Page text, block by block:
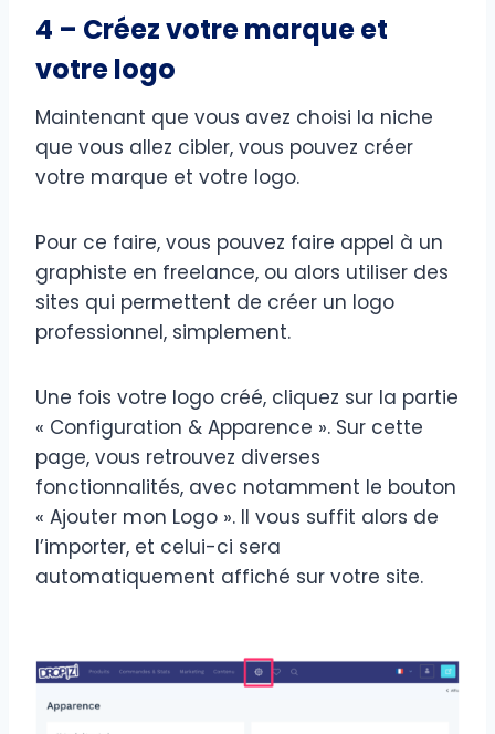
4 – Créez votre marque et
votre logo
Maintenant que vous avez choisi la niche
que vous allez cibler, vous pouvez créer
votre marque et votre logo.
Pour ce faire, vous pouvez faire appel à un
graphiste en freelance, ou alors utiliser des
sites qui permettent de créer un logo
professionnel, simplement.
Une fois votre logo créé, cliquez sur la partie
« Configuration & Apparence ». Sur cette
page, vous retrouvez diverses
fonctionnalités, avec notamment le bouton
« Ajouter mon Logo ». Il vous suffit alors de
l’importer, et celui-ci sera
automatiquement affiché sur votre site.